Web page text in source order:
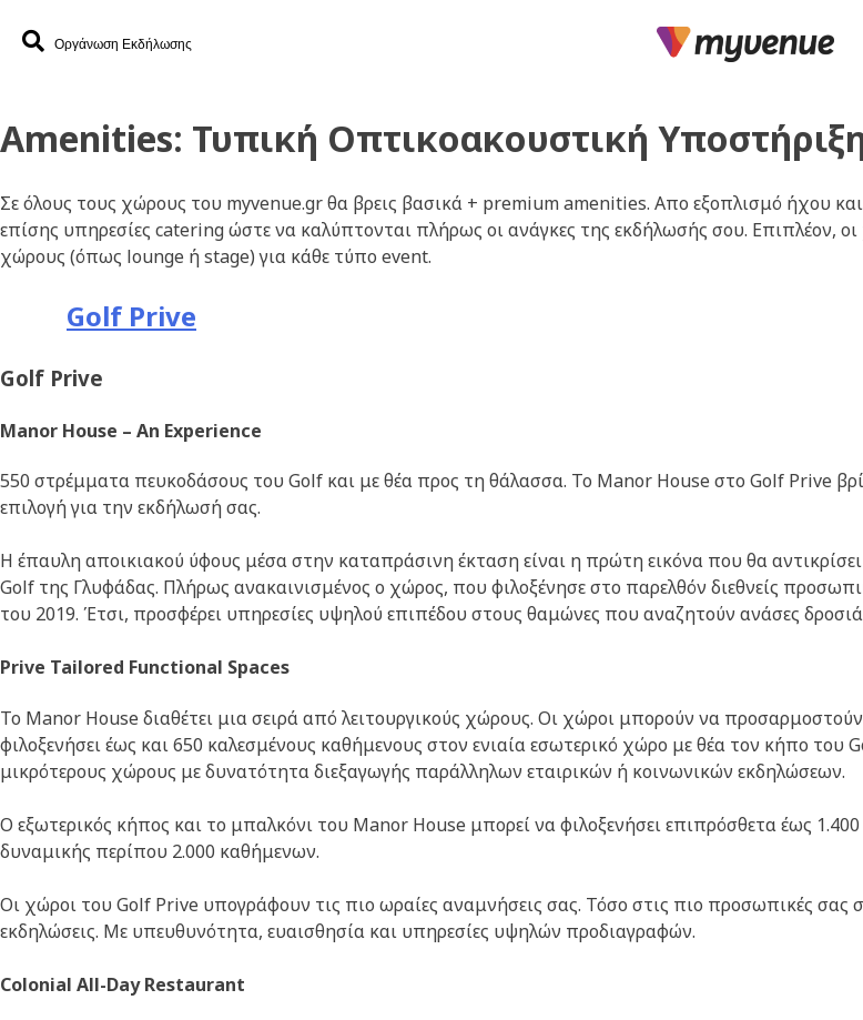
Οργάνωση Εκδήλωσης
Amenities: Τυπική Οπτικοακουστική
Σε όλους τους χώρους του myvenue.gr θα βρεις βασικά + premium amenities. Απο εξοπλισμό ήχου
επίσης υπηρεσίες cateringώστε να καλύπτονται πλήρως οι ανάγκες της εκδήλωσής σου. Επιπλέον,
χώρους (όπως lounge ή stage) για κάθε τύπο event.
Golf Prive
Golf Prive
Manor House – An Experience
550 στρέμματα πευκοδάσους του Golf και με θέα προς τη θάλασσα. Το Manor House στο Golf Prive
επιλογή για την εκδήλωσή σας.
Η έπαυλη αποικιακού ύφους μέσα στην καταπράσινη έκταση είναι η πρώτη εικόνα που θα
Golf της Γλυφάδας. Πλήρως ανακαινισμένος ο χώρος, που φιλοξένησε στο παρελθόν διεθνείς
του 2019. Έτσι, προσφέρει υπηρεσίες υψηλού επιπέδου στους θαμώνες που αναζητούν ανάσες
Prive Tailored Functional Spaces
To Manor House διαθέτει μια σειρά από λειτουργικούς χώρους. Οι χώροι μπορούν να
φιλοξενήσει έως και 650 καλεσμένους καθήμενους στον ενιαία εσωτερικό χώρο με θέα τον κήπο
μικρότερους χώρους με δυνατότητα διεξαγωγής παράλληλων εταιρικών ή κοινωνικών εκδηλώσεων.
Ο εξωτερικός κήπος και το μπαλκόνι του Manor House μπορεί να φιλοξενήσει επιπρόσθετα έως
δυναμικής περίπου 2.000 καθήμενων.
Οι χώροι του Golf Prive υπογράφουν τις πιο ωραίες αναμνήσεις σας. Τόσο στις πιο προσωπικές σας
εκδηλώσεις. Με υπευθυνότητα, ευαισθησία και υπηρεσίες υψηλών προδιαγραφών.
Colonial All-Day Restaurant